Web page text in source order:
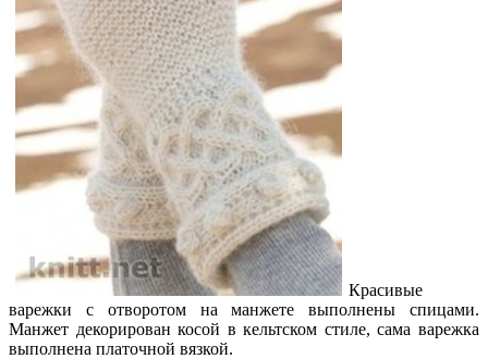
Красивые
варежки с отворотом на манжете выполнены спицами.
Манжет декорирован косой в кельтском стиле, сама варежка
выполнена платочной вязкой.